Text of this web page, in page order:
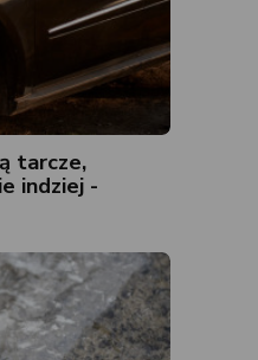
tarcze,
indziej -